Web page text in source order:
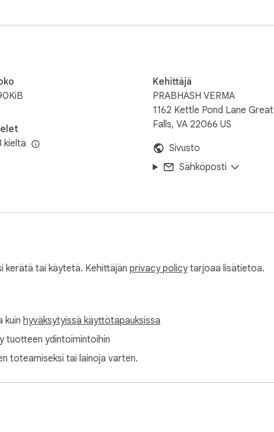
kieltä
Kehittäjä
PRABHASH VERMA
1162 Kettle Pond Lane Great
Falls, VA 22066 US
Sivusto
Sähköposti
kerätä tai käytetä. Kehittäjän privacy policytarjoaa lisätietoa.
kuin hyväksytyissä käyttötapauksissa
tuotteen ydintoimintoihin
toteamiseksi tai lainoja varten.